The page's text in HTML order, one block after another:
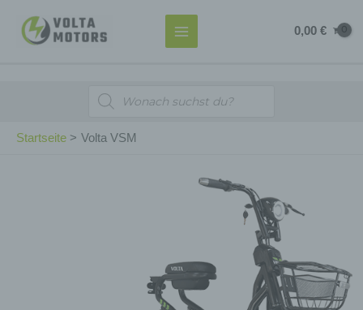
Inhalt
MAIN
MENU
0,00€
search
Startseite Volta VSM